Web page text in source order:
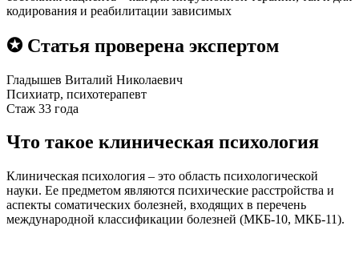
кодирования и реабилитации зависимых
✪ Статья проверена экспертом
Гладышев Виталий Николаевич
Психиатр, психотерапевт
Стаж 33 года
Что такое клиническая психология
Клиническая психология – это область психологической
науки. Ее предметом являются психические расстройства и
аспекты соматических болезней, входящих в перечень
международной классификации болезней (МКБ-10, МКБ-11).